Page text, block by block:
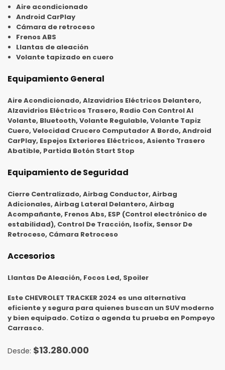
Aire acondicionado
Android CarPlay
Cámara de retroceso
Frenos ABS
Llantas de aleación
Volante tapizado en cuero
Equipamiento General
Aire Acondicionado, Alzavidrios Eléctricos Delantero,
Alzavidrios Eléctricos Trasero, Radio Con Control Al
Volante, Bluetooth, Volante Regulable, Volante Tapiz
Cuero, Velocidad Crucero Computador A Bordo, Android
CarPlay, Espejos Exteriores Eléctricos, Asiento Trasero
Abatible, Partida Botón Start Stop
Equipamiento de Seguridad
Cierre Centralizado, Airbag Conductor, Airbag
Adicionales, Airbag Lateral Delantero, Airbag
Acompañante, Frenos Abs, ESP (Control electrónico de
estabilidad), Control De Tracción, Isofix, Sensor De
Retroceso, Cámara Retroceso
Accesorios
Llantas De Aleación, Focos Led, Spoiler
Este CHEVROLET TRACKER 2024 es una alternativa
eficiente y segura para quienes buscan un SUV moderno
y bien equipado. Cotiza o agenda tu prueba en Pompeyo
Carrasco.
$13.280.000